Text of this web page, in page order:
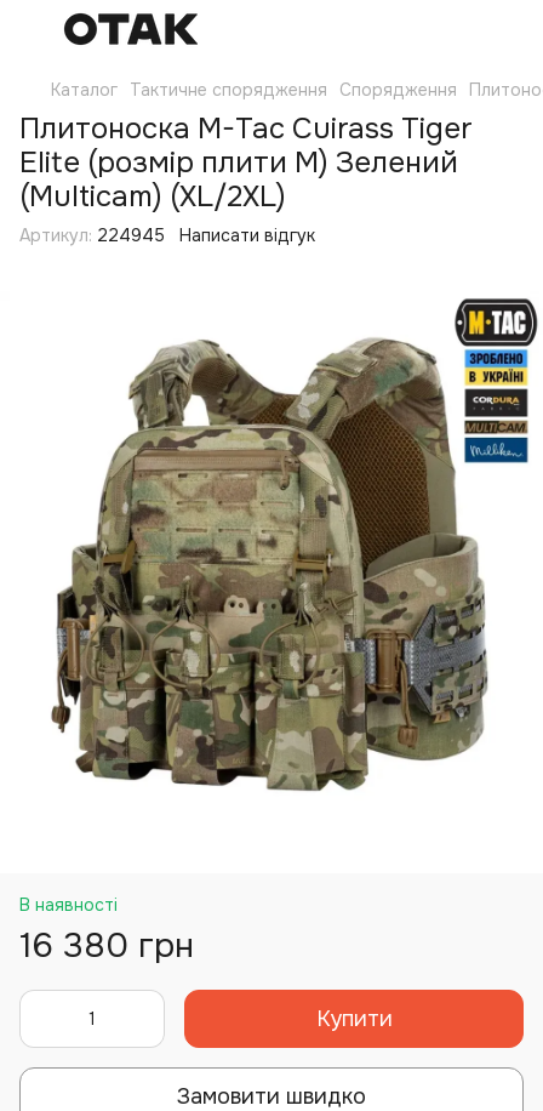
Каталог Тактичне спорядження Спорядження
Плитоноска M-Tac Cuirass Tiger
Elite (розмір плити М) Зелений
(Multicam) (XL/2XL)
Артикул: 224945 Написати відгук
В наявності
16 380 грн
Купити
Замовити швидко